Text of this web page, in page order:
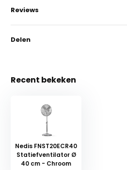
Reviews
Delen
Recent bekeken
Nedis FNST20ECR40
Statiefventilator Ø
40 cm - Chroom